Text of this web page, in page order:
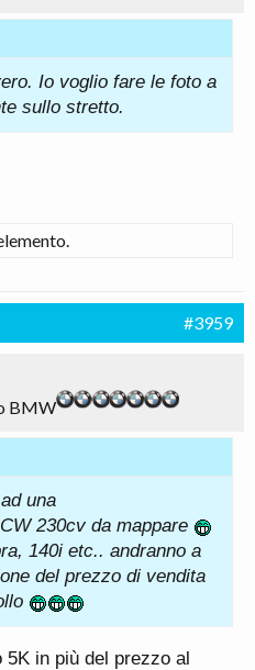
Io voglio fare le foto a
sullo stretto.
#3959
BMW
una
230cv da mappare
140i etc.. andranno a
del prezzo di vendita
5K in più del prezzo al